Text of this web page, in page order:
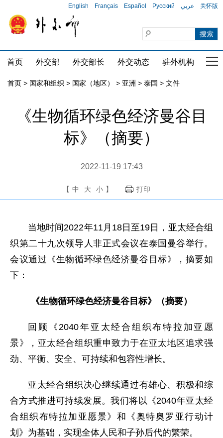
English Français Español Русский عربي 关怀版
首页 外交部 外交部长 外交动态 驻外机构 国
首页 > 国家和组织 > 国家（地区） > 亚洲 > 泰国 > 文件
《生物循环绿色经济曼谷目
标》（摘要）
2022-11-19 17:43
【 中 大 小 】 打印
当地时间2022年11月18日至19日，亚太经合组
织第二十九次领导人非正式会议在泰国曼谷举行。
会议通过《生物循环绿色经济曼谷目标》，摘要如
下：
《生物循环绿色经济曼谷目标》（摘要）
回顾《2040年亚太经合组织布特拉加亚愿
景》，亚太经合组织重申致力于在亚太地区追求强
劲、平衡、安全、可持续和包容性增长。
亚太经合组织决心继续通过有雄心、积极和综
合方式推进可持续发展。我们将以《2040年亚太经
合组织布特拉加亚愿景》和《奥特奥罗亚行动计
划》为基础，实现全体人民和子孙后代的繁荣。